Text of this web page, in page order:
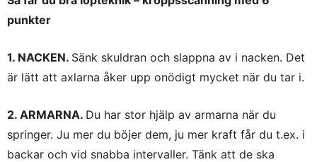
punkter
1. NACKEN. Sänk skuldran och slappna av i nacken. Det
är lätt att axlarna åker upp onödigt mycket när du tar i.
2. ARMARNA. Du har stor hjälp av armarna när du
springer. Ju mer du böjer dem, ju mer kraft får du t.ex. i
backar och vid snabba intervaller. Tänk att de ska